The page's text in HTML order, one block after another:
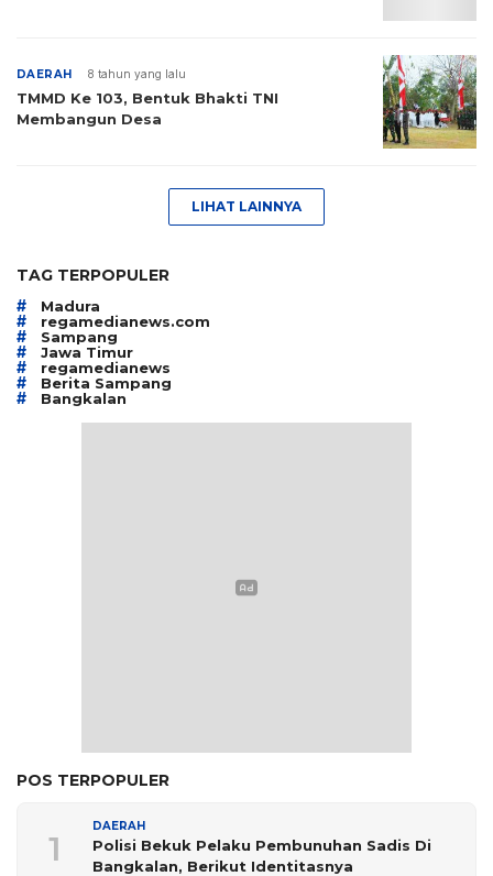
DAERAH 8 tahun yang lalu
TMMD Ke 103, Bentuk Bhakti TNI
Membangun Desa
LIHAT LAINNYA
TAG TERPOPULER
# Madura
# regamedianews.com
# Sampang
# Jawa Timur
# regamedianews
# Berita Sampang
# Bangkalan
POS TERPOPULER
1
DAERAH
Polisi Bekuk Pelaku Pembunuhan Sadis Di
Bangkalan, Berikut Identitasnya